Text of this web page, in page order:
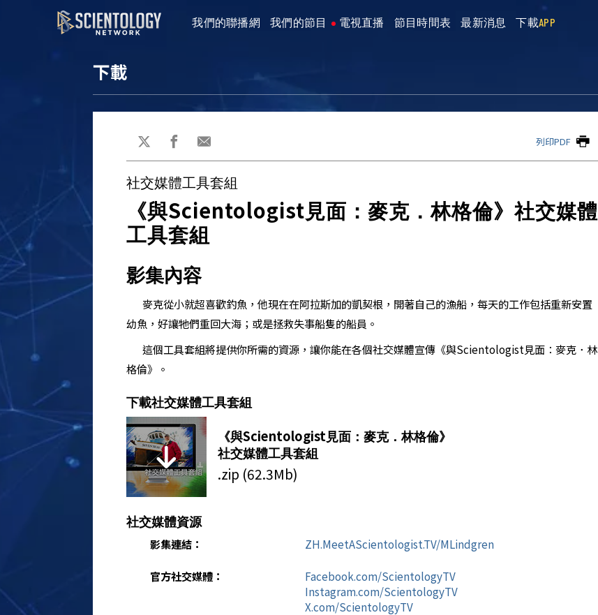
我們的聯播網 我們的節目 電視直播 節目時間表 最新消息 下載APP
下載
列印PDF
社交媒體工具套組
《與Scientologist 見面：麥克．林格倫》社交媒體
工具套組
影集內容
麥克從小就超喜歡釣魚，他現在在阿拉斯加的凱契根，開著自己的漁船，每天的工作包括重新安置
幼魚，好讓牠們重回大海；或是拯救失事船隻的船員。
這個工具套組將提供你所需的資源，讓你能在各個社交媒體宣傳《與Scientologist見面：麥克．林
格倫》 。
下載社交媒體工具套組
《與Scientologist見面：麥克．林格倫》
社交媒體工具套組
.zip (62.3Mb)
社交媒體資源
影集連結： ZH.MeetAScientologist.TV/MLindgren
官方社交媒體： Facebook.com/ScientologyTV
Instagram.com/ScientologyTV
X.com/ScientologyTV